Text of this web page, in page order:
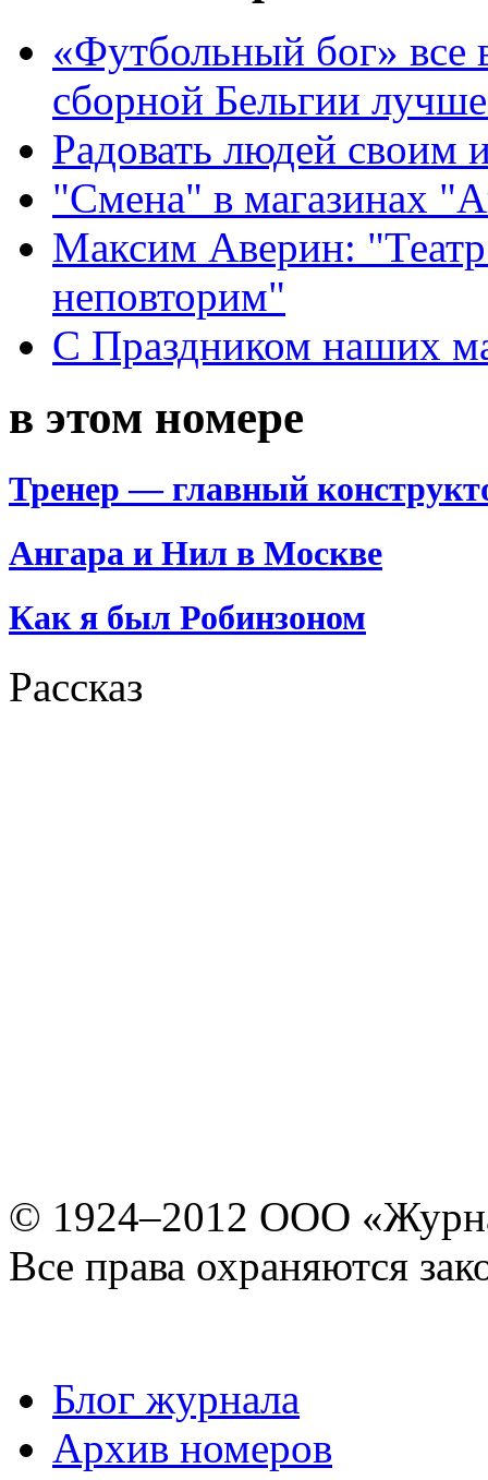
«Футбольный бог» все
сборной Бельгии
Радовать людей своим
"Смена" в магазинах
Максим Аверин:
неповторим"
С Праздником наших
в этом номере
Тренер — главный
Ангара и Нил в Москве
Как я был Робинзоном
Рассказ
© 1924–2012 ООО
Все права охраняются
Блог журнала
Архив номеров